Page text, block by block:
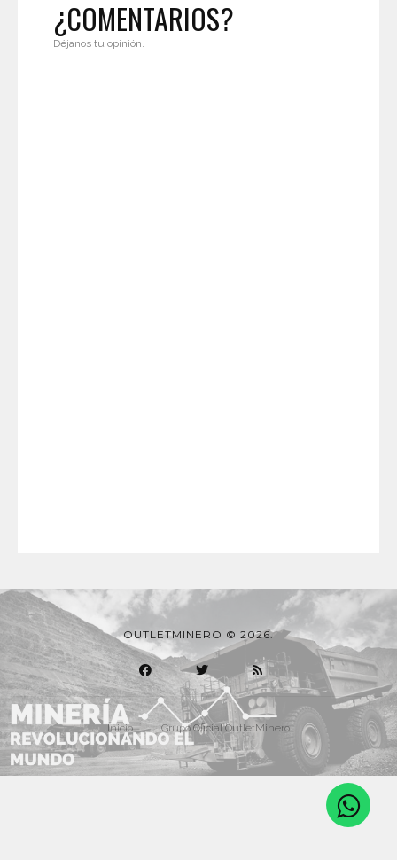
¿COMENTARIOS?
Déjanos tu opinión.
OUTLETMINERO © 2026.
Inicio Grupo Oficial OutletMinero